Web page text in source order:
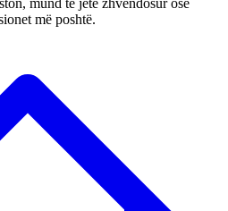
më poshtë.